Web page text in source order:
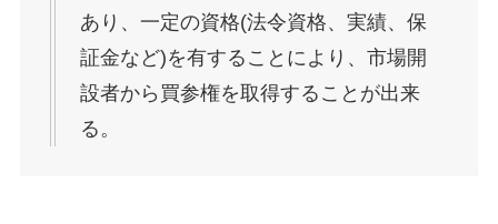
あり、一定の資格(法令資格、実績、保
証金など)を有することにより、市場開
設者から買参権を取得することが出来
る。